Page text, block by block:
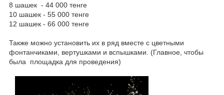
8 шашек - 44 000 тенге
10 шашек - 55 000 тенге
12 шашек - 66 000 тенге
Также можно установить их в ряд вместе с цветными
фонтанчиками, вертушками и вспышками. (Главное, чтобы
была площадка для проведения)